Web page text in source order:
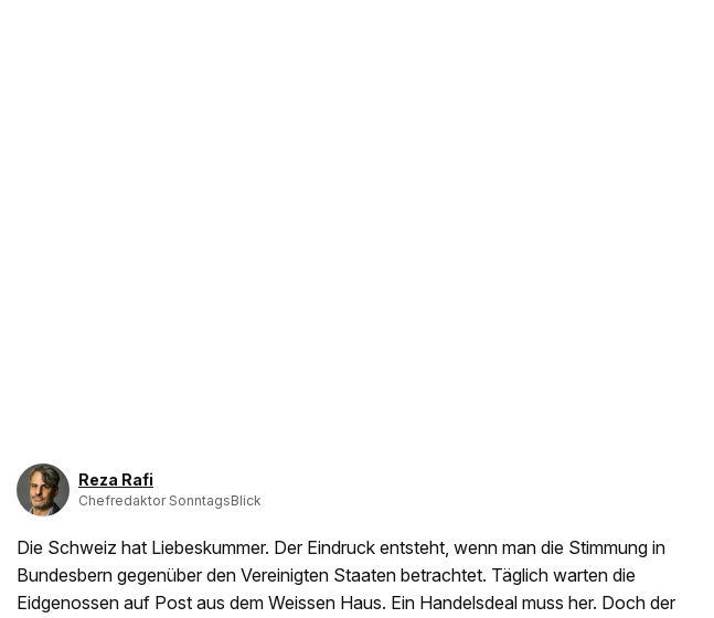
Reza Rafi
Chefredaktor SonntagsBlick
Die Schweiz hat Liebeskummer. Der Eindruck entsteht, wenn man die Stimmung in
Bundesbern gegenüber den Vereinigten Staaten betrachtet. Täglich warten die
Eidgenossen auf Post aus dem Weissen Haus. Ein Handelsdeal muss her. Doch der